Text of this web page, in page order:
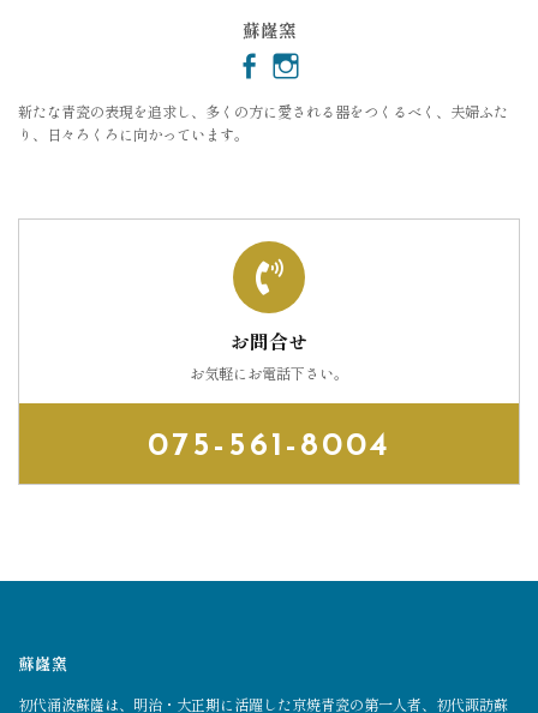
蘇嶐窯
新たな青瓷の表現を追求し、多くの方に愛される器をつくるべく、夫婦ふた
り、日々ろくろに向かっています。
お問合せ
お気軽にお電話下さい。
075-561-8004
蘇嶐窯
初代涌波蘇嶐は、明治・大正期に活躍した京焼青瓷の第一人者、初代諏訪蘇